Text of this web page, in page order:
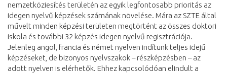
nemzetköziesítés területén az egyik legfontosabb prioritás az
idegen nyelvű képzések számának növelése. Mára az SZTE által
művelt minden képzési területen megtörtént az összes doktori
iskola és további 32 képzés idegen nyelvű regisztrációja.
Jelenleg angol, francia és német nyelven indítunk teljes idejű
képzéseket, de bizonyos nyelvszakok – részképzésben – az
adott nyelven is elérhetők. Ehhez kapcsolódóan elindult a